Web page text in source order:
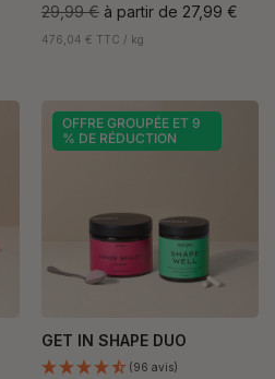
29,99 € à partir de 27,99 €
476,04 € TTC / kg
OFFRE GROUPÉE ET 9
% DE RÉDUCTION
GET IN SHAPE DUO
(96 avis)